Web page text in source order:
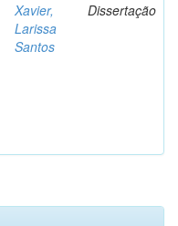
Xavier,
Larissa
Santos
Dissertação